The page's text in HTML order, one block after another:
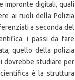
impronte digitali, quali
ai ruoli della Polizia
a seconda del
i passi da fare
quello della polizia
dovrebbe studiare per
è la struttura